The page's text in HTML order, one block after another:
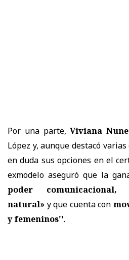
Por una parte,Viviana
López y, aunque destacó
en duda sus opciones en el
exmodelo aseguró que la
poder comunicacional,
natural» y que cuenta con
y femeninos''.